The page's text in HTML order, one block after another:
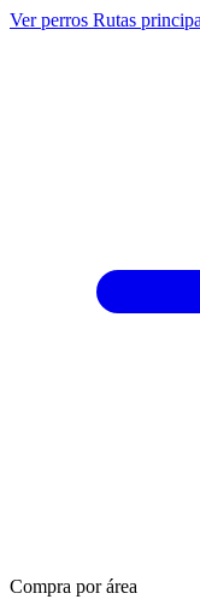
Ver perros Rutas
Compra por área